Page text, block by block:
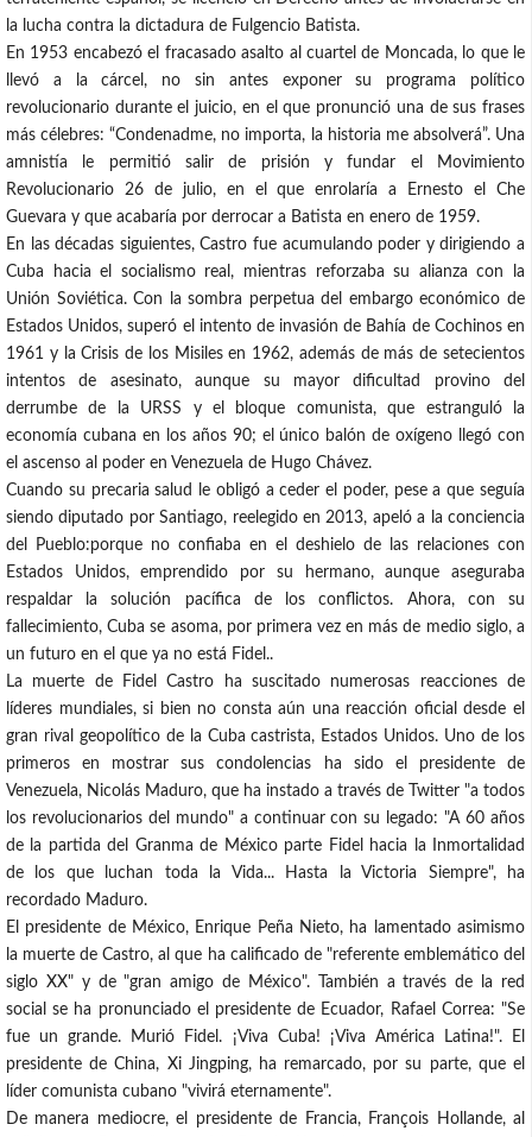
la lucha contra la dictadura de Fulgencio Batista.
En 1953 encabezó el fracasado asalto al cuartel de Moncada, lo que le
llevó a la cárcel, no sin antes exponer su programa político
revolucionario durante el juicio, en el que pronunció una de sus frases
más célebres: “Condenadme, no importa, la historia me absolverá”. Una
amnistía le permitió salir de prisión y fundar el Movimiento
Revolucionario 26 de julio, en el que enrolaría a Ernesto el Che
Guevara y que acabaría por derrocar a Batista en enero de 1959.
En las décadas siguientes, Castro fue acumulando poder y dirigiendo a
Cuba hacia el socialismo real, mientras reforzaba su alianza con la
Unión Soviética. Con la sombra perpetua del embargo económico de
Estados Unidos, superó el intento de invasión de Bahía de Cochinos en
1961 y la Crisis de los Misiles en 1962, además de más de setecientos
intentos de asesinato, aunque su mayor dificultad provino del
derrumbe de la URSS y el bloque comunista, que estranguló la
economía cubana en los años 90; el único balón de oxígeno llegó con
el ascenso al poder en Venezuela de Hugo Chávez.
Cuando su precaria salud le obligó a ceder el poder, pese a que seguía
siendo diputado por Santiago, reelegido en 2013, apeló a la conciencia
del Pueblo:porque no confiaba en el deshielo de las relaciones con
Estados Unidos, emprendido por su hermano, aunque aseguraba
respaldar la solución pacífica de los conflictos. Ahora, con su
fallecimiento, Cuba se asoma, por primera vez en más de medio siglo, a
un futuro en el que ya no está Fidel..
La muerte de Fidel Castro ha suscitado numerosas reacciones de
líderes mundiales, si bien no consta aún una reacción oficial desde el
gran rival geopolítico de la Cuba castrista, Estados Unidos. Uno de los
primeros en mostrar sus condolencias ha sido el presidente de
Venezuela, Nicolás Maduro, que ha instado a través de Twitter "a todos
los revolucionarios del mundo" a continuar con su legado: "A 60 años
de la partida del Granma de México parte Fidel hacia la Inmortalidad
de los que luchan toda la Vida... Hasta la Victoria Siempre", ha
recordado Maduro.
El presidente de México, Enrique Peña Nieto, ha lamentado asimismo
la muerte de Castro, al que ha calificado de "referente emblemático del
siglo XX" y de "gran amigo de México". También a través de la red
social se ha pronunciado el presidente de Ecuador, Rafael Correa: "Se
fue un grande. Murió Fidel. ¡Viva Cuba! ¡Viva América Latina!". El
presidente de China, Xi Jingping, ha remarcado, por su parte, que el
líder comunista cubano "vivirá eternamente".
De manera mediocre, el presidente de Francia, François Hollande, al